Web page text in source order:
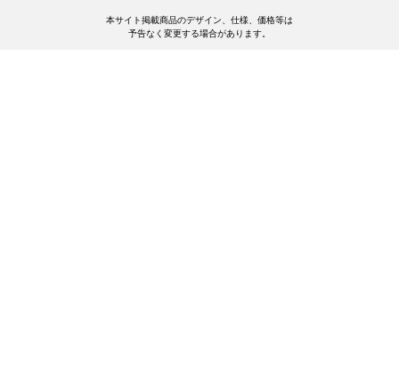
本サイト掲載商品のデザイン、仕様、価格等は
予告なく変更する場合があります。